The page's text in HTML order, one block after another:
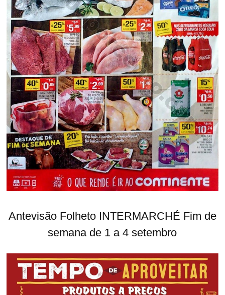
Antevisão Folheto INTERMARCHÉ Fim de
semana de 1 a 4 setembro